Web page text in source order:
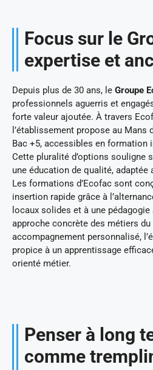
Focus sur le
expertise et
Depuis plus de 30 ans, le Groupe
professionnels aguerris et
forte valeur ajoutée. À travers
l’établissement propose au Mans
Bac +5, accessibles en formation
Cette pluralité d’options souligne
une éducation de qualité, adaptée
Les formations d’Ecofac sont
insertion rapide grâce à
locaux solides et à une
approche concrète des métiers
accompagnement personnalisé,
propice à un apprentissage
orienté métier.
Penser à long
comme